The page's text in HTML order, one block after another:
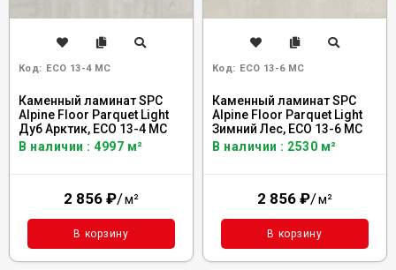
Код: ECO 13-4 MC
Каменный ламинат SPC
Alpine Floor Parquet Light
Дуб Арктик, ЕСО 13-4 MC
В наличии : 4997 м²
2 856 ₽/м²
В корзину
Код: ECO 13-6 MC
Каменный ламинат SPC
Alpine Floor Parquet Light
Зимний Лес, ЕСО 13-6 MC
В наличии : 2530 м²
2 856 ₽/м²
В корзину